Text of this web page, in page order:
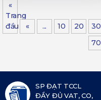
«
Trang
đầu
« ... 10 20 30
70
SP ĐẠT TCCL
ĐẦY ĐỦ VAT, CO,